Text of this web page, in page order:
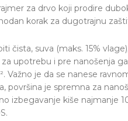
za drvo koji prodire
korak za dugotrajnu
čista, suva (maks. 15%
upotrebu i pre nanošenja
Važno je da se nanese
površina je spremna za
izbegavanje kiše najmanje